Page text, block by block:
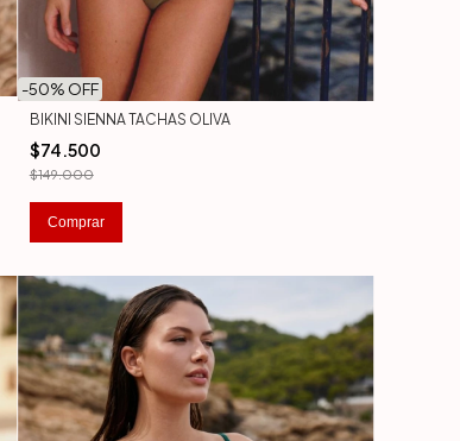
-50% OFF
BIKINI SIENNA TACHAS OLIVA
$74.500
$149.000
Comprar